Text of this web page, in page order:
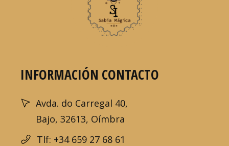
INFORMACIÓN CONTACTO
Avda. do Carregal 40,
Bajo, 32613, Oímbra
Tlf: +34 659 27 68 61